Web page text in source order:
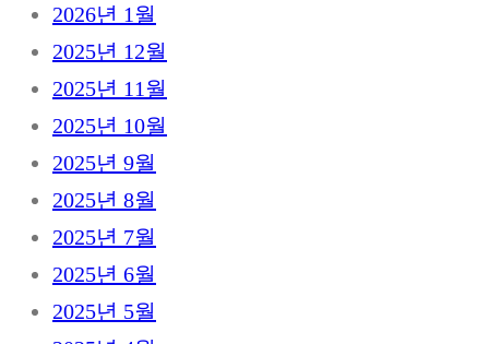
2026년 1월
2025년 12월
2025년 11월
2025년 10월
2025년 9월
2025년 8월
2025년 7월
2025년 6월
2025년 5월